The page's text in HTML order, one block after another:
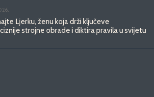
Ljerku, ženu koja drži ključeve
strojne obrade i diktira pravila u svijetu